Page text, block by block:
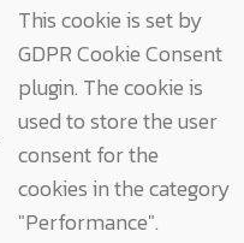
This cookie is set by
GDPR Cookie Consent
plugin. The cookie is
used to store the user
consent for the
cookies in the category
"Performance".